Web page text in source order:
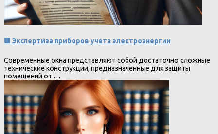
🟩 Экспертиза приборов учета электроэнергии
Современные окна представляют собой достаточно сложные
технические конструкции, предназначенные для защиты
помещений от …